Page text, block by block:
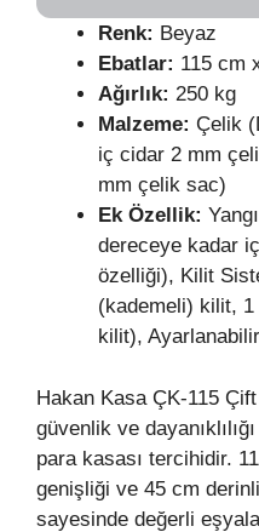
Renk: Beyaz
Ebatlar: 115 cm
Ağırlık: 250 kg
Malzeme: Çelik
iç cidar 2 mm
mm çelik sac)
Ek Özellik:
dereceye kadar
özelliği), Kilit
(kademeli) kilit,
kilit),
Hakan Kasa ÇK-115
güvenlik ve
para kasası tercihidir.
genişliği ve 45 cm
sayesinde değerli